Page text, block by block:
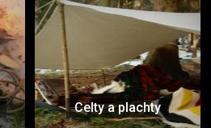
Celty a plachty